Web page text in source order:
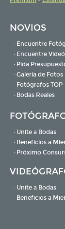
NOVIOS
· Encuentre
· Encuentre
· Pida
· Galería de Fotos
· Fotógrafos TOP
· Bodas Reales
· Unite a Bodas
· Beneficios a
· Próximo
· Unite a Bodas
· Beneficios a